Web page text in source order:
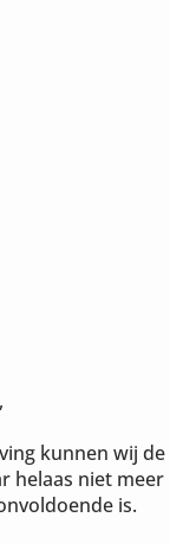
kunnen wij de
helaas niet meer
is.